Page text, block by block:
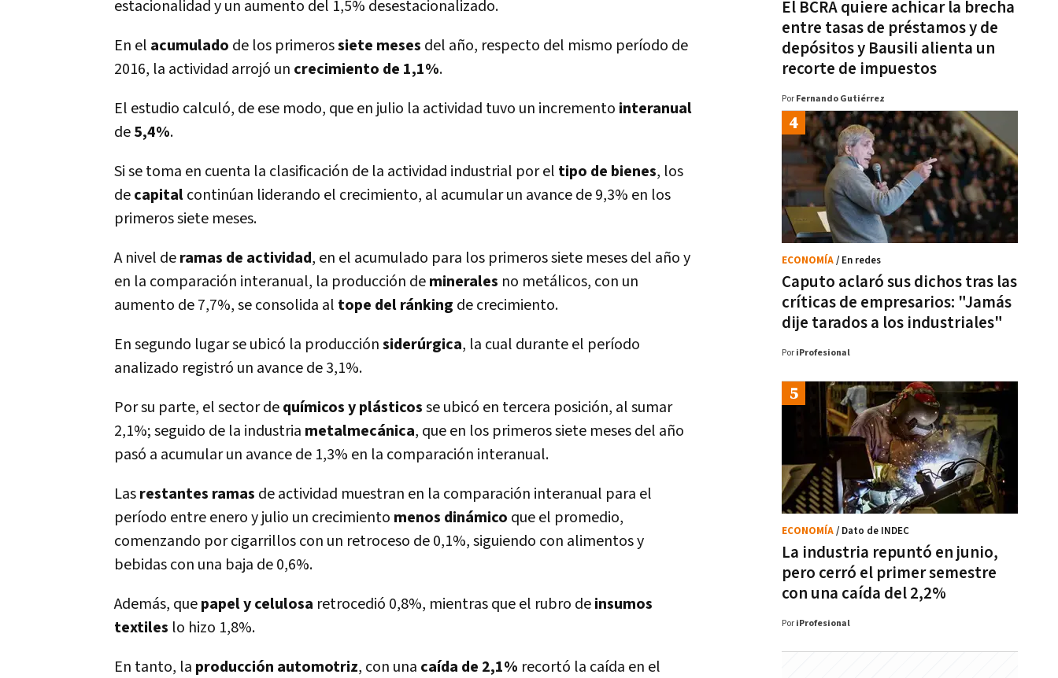
estacionalidad y un aumento del 1,5% desestacionalizado.
En el acumulado de los primerossiete meses del año, respecto del mismo período de
2016, la actividad arrojó un crecimiento de 1,1%.
El estudio calculó, de ese modo, que en julio la actividad tuvo un incremento interanual
de5,4%.
Si se toma en cuenta la clasificación de la actividad industrial por el tipo de bienes, los
decapitalcontinúan liderando el crecimiento, al acumular un avance de 9,3% en los
primeros siete meses.
A nivel deramas de actividad, en el acumulado para los primeros siete meses del año y
en la comparación interanual, la producción deminerales no metálicos, con un
aumento de 7,7%, se consolida al tope del ránking de crecimiento.
En segundo lugar se ubicó la producciónsiderúrgica, la cual durante el período
analizado registró un avance de 3,1%.
Por su parte, el sector dequímicos y plásticosse ubicó en tercera posición, al sumar
2,1%; seguido de la industria metalmecánica, que en los primeros siete meses del año
pasó a acumular un avance de 1,3% en la comparación interanual.
Lasrestantes ramas de actividad muestran en la comparación interanual para el
período entre enero y julio un crecimiento menos dinámico que el promedio,
comenzando por cigarrillos con un retroceso de 0,1%, siguiendo con alimentos y
bebidas con una baja de 0,6%.
Además, quepapel y celulosa retrocedió 0,8%, mientras que el rubro deinsumos
textiles lo hizo 1,8%.
En tanto, la producción automotriz, con una caída de 2,1% recortó la caída en el
El BCRA quiere achicar la brecha
entre tasas de préstamos y de
depósitos y Bausili alienta un
recorte de impuestos
Por Fernando Gutiérrez
Caputo aclaró sus dichos tras las
críticas de empresarios: "Jamás
dije tarados a los industriales"
ECONOMÍA/ En redes
Por iProfesional
La industria repuntó en junio,
pero cerró el primer semestre
con una caída del 2,2%
ECONOMÍA/ Dato de INDEC
Por iProfesional